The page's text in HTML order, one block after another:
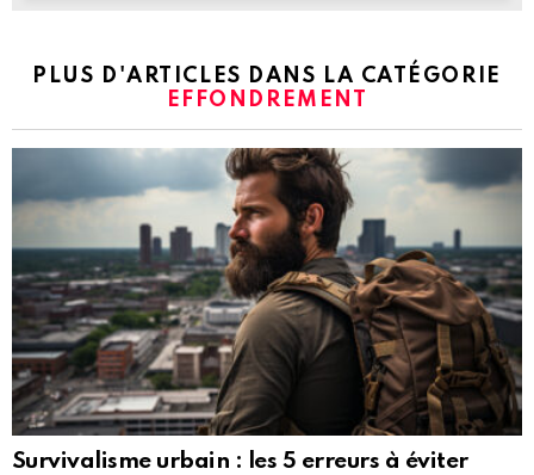
PLUS D'ARTICLES DANS LA CATÉGORIE
EFFONDREMENT
Survivalisme urbain : les 5 erreurs à éviter